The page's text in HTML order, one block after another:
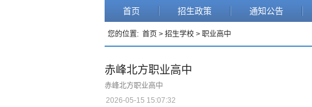
首页 招生政策 通知公告
您的位置: 首页 > 招生学校 > 职业高中
赤峰北方职业高中
赤峰北方职业高中
2026-05-15 15:07:32